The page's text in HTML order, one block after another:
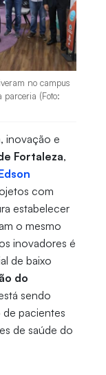
no campus
parceria (Foto:
inovação e
Fortaleza,
com
estabelecer
o mesmo
inovadores é
de baixo
do
sendo
pacientes
de saúde do